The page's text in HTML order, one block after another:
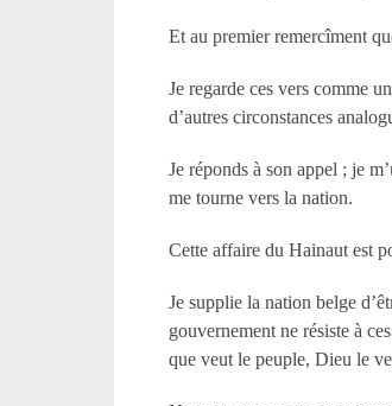
Et au premier remercîment
Je regarde ces vers comme
d’autres circonstances
Je réponds à son appel ; je
me tourne vers la nation.
Cette affaire du Hainaut est
Je supplie la nation belge
gouvernement ne résiste à
que veut le peuple, Dieu le